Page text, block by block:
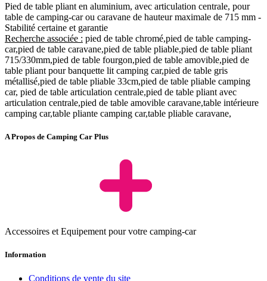
Pied de table pliant en aluminium, avec articulation centrale, pour
table de camping-car ou caravane de hauteur maximale de 715 mm -
Stabilité certaine et garantie
Recherche associée : pied de table chromé,pied de table camping-
car,pied de table caravane,pied de table pliable,pied de table pliant
715/330mm,pied de table fourgon,pied de table amovible,pied de
table pliant pour banquette lit camping car,pied de table gris
métallisé,pied de table pliable 33cm,pied de table pliable camping
car, pied de table articulation centrale,pied de table pliant avec
articulation centrale,pied de table amovible caravane,table intérieure
camping car,table pliante camping car,table pliable caravane,
A Propos de Camping Car Plus
Accessoires et Equipement pour votre camping-car
Information
Conditions de vente du site